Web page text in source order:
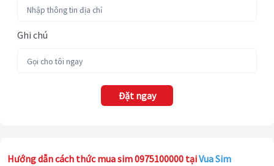
Ghi chú
Đặt ngay
Hướng dẫn cách thức mua sim 0975100000 tạiVua Sim